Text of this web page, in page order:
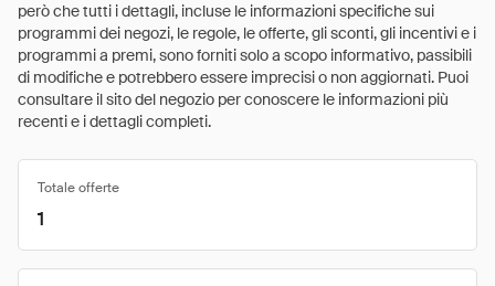
però che tutti i dettagli, incluse le informazioni specifiche sui
programmi dei negozi, le regole, le offerte, gli sconti, gli incentivi e i
programmi a premi, sono forniti solo a scopo informativo, passibili
di modifiche e potrebbero essere imprecisi o non aggiornati. Puoi
consultare il sito del negozio per conoscere le informazioni più
recenti e i dettagli completi.
Totale offerte
1